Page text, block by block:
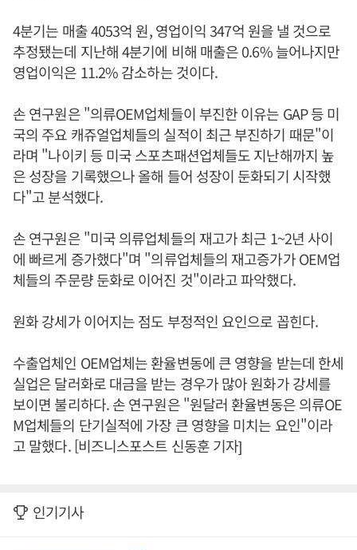
4분기는 매출 4053억 원, 영업이익 347억 원을 낼 것으로
추정됐는데 지난해 4분기에 비해 매출은 0.6% 늘어나지만
영업이익은 11.2% 감소하는 것이다.
손 연구원은 "의류OEM업체들이 부진한 이유는 GAP 등 미
국의 주요 캐쥬얼업체들의 실적이 최근 부진하기 때문"이
라며 "나이키 등 미국 스포츠패션업체들도 지난해까지 높
은 성장을 기록했으나 올해 들어 성장이 둔화되기 시작했
다"고 분석했다.
손 연구원은 "미국 의류업체들의 재고가 최근 1~2년 사이
에 빠르게 증가했다"며 "의류업체들의 재고증가가 OEM업
체들의 주문량 둔화로 이어진 것"이라고 파악했다.
원화 강세가 이어지는 점도 부정적인 요인으로 꼽힌다.
수출업체인 OEM업체는 환율변동에 큰 영향을 받는데 한세
실업은 달러화로 대금을 받는 경우가 많아 원화가 강세를
보이면 불리하다. 손 연구원은 "원달러 환율변동은 의류OE
M업체들의 단기실적에 가장 큰 영향을 미치는 요인"이라
고 말했다. [비즈니스포스트 신동훈 기자]
인기기사